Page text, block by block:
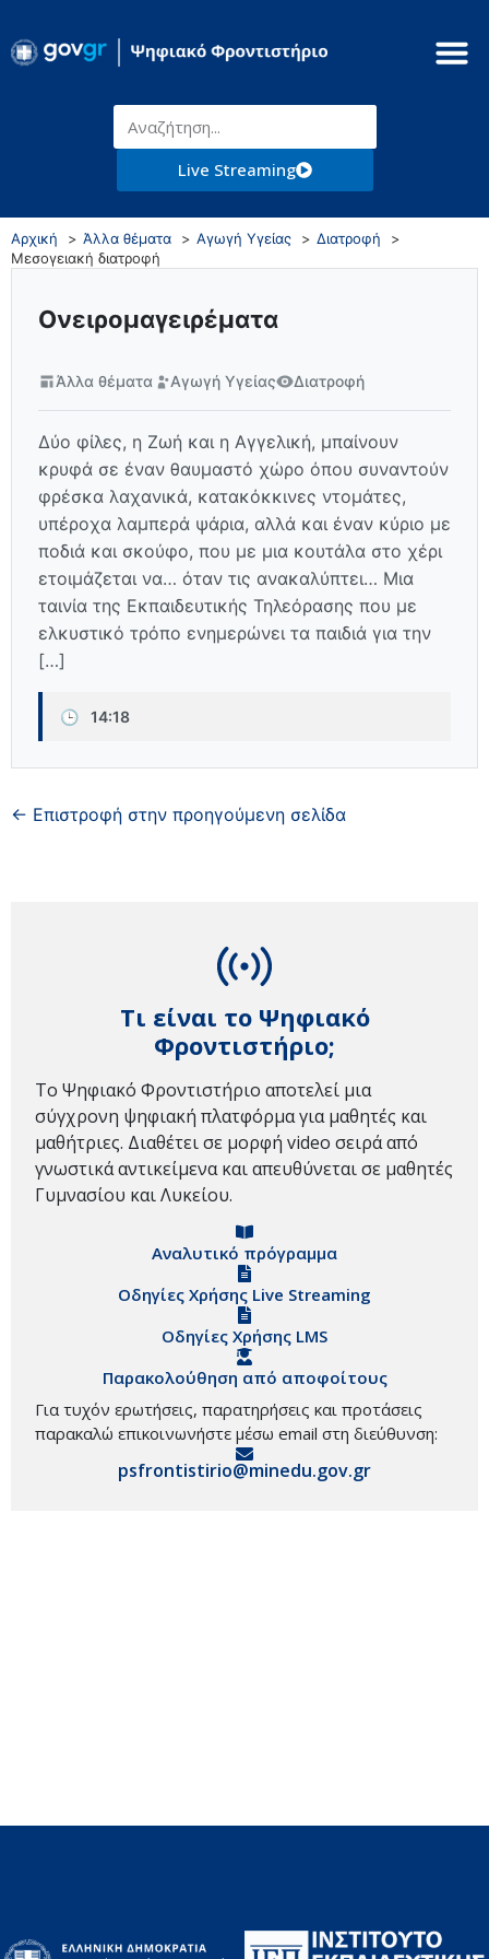
Live Streaming
Αρχική Άλλα θέματα Αγωγή Υγείας
Διατροφή
Μεσογειακή διατροφή
Ονειρομαγειρέματα
Άλλα θέματα Αγωγή Υγείας Διατροφή
Δύο φίλες, η Ζωή και η Αγγελική, μπαίνουν
κρυφά σε έναν θαυμαστό χώρο όπου συναντούν
φρέσκα λαχανικά, κατακόκκινες ντομάτες,
υπέροχα λαμπερά ψάρια, αλλά και έναν κύριο με
ποδιά και σκούφο, που με μια κουτάλα στο χέρι
ετοιμάζεται να… όταν τις ανακαλύπτει… Μια
ταινία της Εκπαιδευτικής Τηλεόρασης που με
ελκυστικό τρόπο ενημερώνει τα παιδιά για την
[…]
🕒 14:18
← Επιστροφή στην προηγούμενη σελίδα
Τι είναι το Ψηφιακό
Φροντιστήριο;
Το Ψηφιακό Φροντιστήριο αποτελεί μια
σύγχρονη ψηφιακή πλατφόρμα για μαθητές και
μαθήτριες. Διαθέτει σε μορφή video σειρά από
γνωστικά αντικείμενα και απευθύνεται σε μαθητές
Γυμνασίου και Λυκείου.
Αναλυτικό πρόγραμμα
Οδηγίες Χρήσης Live Streaming
Οδηγίες Χρήσης LMS
Παρακολούθηση από αποφοίτους
Για τυχόν ερωτήσεις, παρατηρήσεις και προτάσεις
παρακαλώ επικοινωνήστε μέσω email στη διεύθυνση:
psfrontistirio@minedu.gov.gr